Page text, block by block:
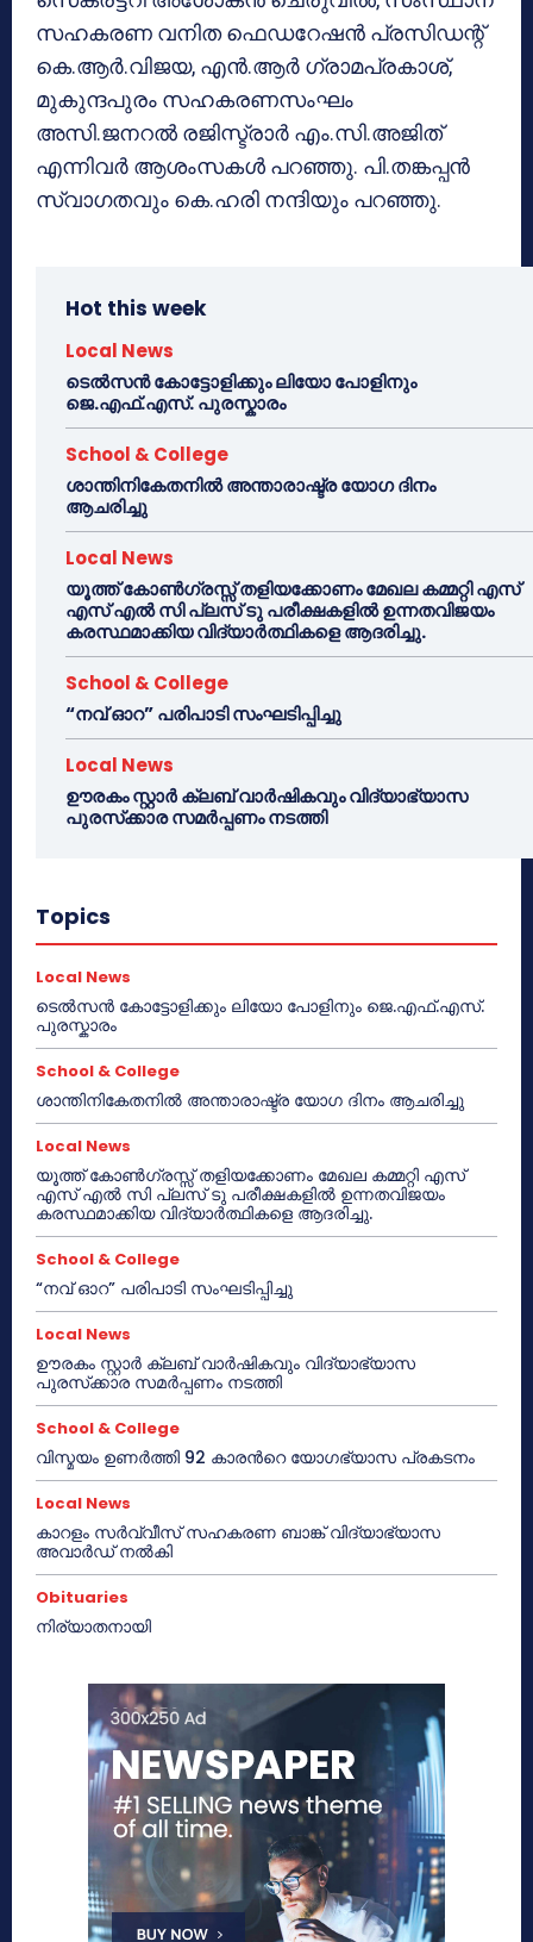
സഹകരണ വനിത ഫെഡറേഷന്‍ പ്രസിഡന്റ്
കെ.ആര്‍.വിജയ, എന്‍.ആര്‍ ഗ്രാമപ്രകാശ്,
മുകുന്ദപുരം സഹകരണസംഘം
അസി.ജനറല്‍ രജിസ്ട്രാര്‍ എം.സി.അജിത്
എന്നിവര്‍ ആശംസകള്‍ പറഞ്ഞു. പി.തങ്കപ്പന്‍
സ്വാഗതവും കെ.ഹരി നന്ദിയും പറഞ്ഞു.
Hot this week
Local News
ടെൽസൻ കോട്ടോളിക്കും ലിയോ പോളിനും
ജെ.എഫ്.എസ്. പുരസ്കാരം
School & College
ശാന്തിനികേതനിൽ അന്താരാഷ്ട്ര യോഗ ദിനം
ആചരിച്ചു
Local News
യൂത്ത് കോൺഗ്രസ്സ് തളിയക്കോണം മേഖല കമ്മറ്റി എസ്
എസ് എൽ സി പ്ലസ് ടു പരീക്ഷകളിൽ ഉന്നതവിജയം
കരസ്ഥമാക്കിയ വിദ്യാർത്ഥികളെ ആദരിച്ചു.
School & College
“നവ് ഓറ” പരിപാടി സംഘടിപ്പിച്ചു
Local News
ഊരകം സ്റ്റാർ ക്ലബ് വാർഷികവും വിദ്യാഭ്യാസ
പുരസ്‌ക്കാര സമർപ്പണം നടത്തി
Topics
Local News
ടെൽസൻ കോട്ടോളിക്കും ലിയോ പോളിനും ജെ.എഫ്.എസ്.
പുരസ്കാരം
School & College
ശാന്തിനികേതനിൽ അന്താരാഷ്ട്ര യോഗ ദിനം ആചരിച്ചു
Local News
യൂത്ത് കോൺഗ്രസ്സ് തളിയക്കോണം മേഖല കമ്മറ്റി എസ്
എസ് എൽ സി പ്ലസ് ടു പരീക്ഷകളിൽ ഉന്നതവിജയം
കരസ്ഥമാക്കിയ വിദ്യാർത്ഥികളെ ആദരിച്ചു.
School & College
“നവ് ഓറ” പരിപാടി സംഘടിപ്പിച്ചു
Local News
ഊരകം സ്റ്റാർ ക്ലബ് വാർഷികവും വിദ്യാഭ്യാസ
പുരസ്‌ക്കാര സമർപ്പണം നടത്തി
School & College
വിസ്മയം ഉണർത്തി 92 കാരൻറെ യോഗഭ്യാസ പ്രകടനം
Local News
കാറളം സർവ്വീസ് സഹകരണ ബാങ്ക് വിദ്യാഭ്യാസ
അവാർഡ് നൽകി
Obituaries
നിര്യാതനായി